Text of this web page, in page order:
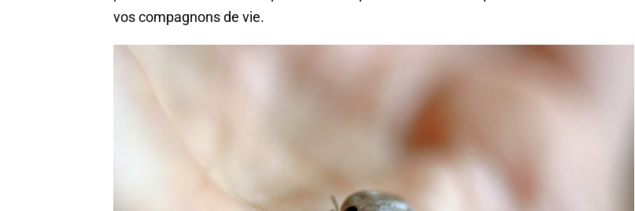
vos compagnons de vie.